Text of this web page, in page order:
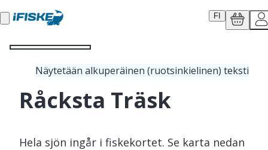
FI
Näytetään alkuperäinen (ruotsinkielinen) teksti
Råcksta Träsk
Hela sjön ingår i fiskekortet. Se karta nedan